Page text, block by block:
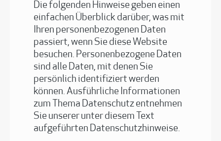
Die folgenden Hinweise geben einen
einfachen Überblick darüber, was mit
Ihren personenbezogenen Daten
passiert, wenn Sie diese Website
besuchen. Personenbezogene Daten
sind alle Daten, mit denen Sie
persönlich identifiziert werden
können. Ausführliche Informationen
zum Thema Datenschutz entnehmen
Sie unserer unter diesem Text
aufgeführten Datenschutzhinweise.